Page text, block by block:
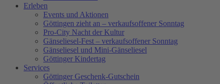
Erleben
Events und Aktionen
Göttingen zieht an – verkaufsoffener Sonntag
Pro-City Nacht der Kultur
Gänseliesel-Fest – verkaufsoffener Sonntag
Gänseliesel und Mini-Gänseliesel
Göttinger Kindertag
Services
Göttinger Geschenk-Gutschein